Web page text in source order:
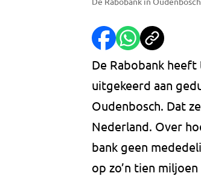
De Rabobank
uitgekeerd aan
Oudenbosch. Dat
Nederland. Over
bank geen
op zo’n tien